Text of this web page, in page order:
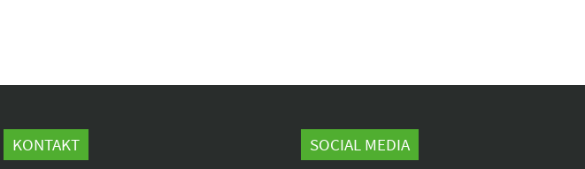
KONTAKT SOCIAL MEDIA